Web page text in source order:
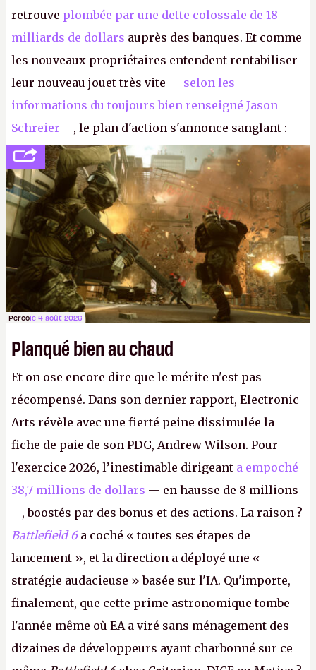
retrouve plombée par une dette colossale de 18
milliards de dollars auprès des banques. Et comme
les nouveaux propriétaires entendent rentabiliser
leur nouveau jouet très vite — selon les
informations du toujours bien renseigné Jason
Schreier —, le plan d'action s'annonce sanglant :
réductions de coûts drastiques, fermetures de
studios et licenciements massifs. En gros, essorer
FCetBattlefield, puis virer le reste.P.
Percole 4 août 2026
Planqué bien au chaud
Et on ose encore dire que le mérite n'est pas
récompensé. Dans son dernier rapport, Electronic
Arts révèle avec une fierté peine dissimulée la
fiche de paie de son PDG, Andrew Wilson. Pour
l'exercice 2026, l’inestimable dirigeant a empoché
38,7 millions de dollars — en hausse de 8 millions
—, boostés par des bonus et des actions. La raison ?
Battlefield 6 a coché « toutes ses étapes de
lancement », et la direction a déployé une «
stratégie audacieuse » basée sur l'IA. Qu'importe,
finalement, que cette prime astronomique tombe
l'année même où EA a viré sans ménagement des
dizaines de développeurs ayant charbonné sur ce